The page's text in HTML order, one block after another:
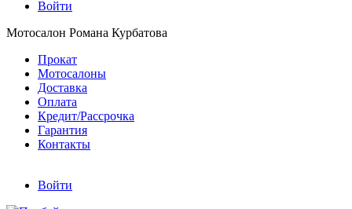
Войти
Мотосалон Романа Курбатова
Прокат
Мотосалоны
Доставка
Оплата
Кредит/Рассрочка
Гарантия
Контакты
Войти